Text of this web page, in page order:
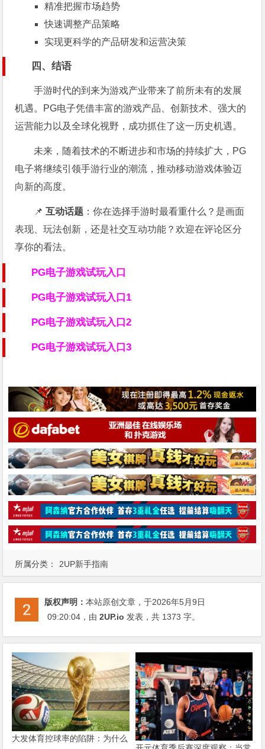
所属分类： 2UP新手指南
精准把握市场趋势
快速调整产品策略
实现更科学的产品研发和运营决策
四、结语
手游时代的到来为游戏产业带来了前所未有的发展
机遇。PG电子凭借丰富的游戏产品、创新技术、强大的
运营能力以及全球化视野，成功抓住了这一历史机遇。
未来，随着技术的不断进步和市场的持续扩大，PG
电子将继续引领手游行业的潮流，推动移动游戏体验迈
向新的高度。
📌互动话题 ：你在选择手游时最看重什么？是画面
表现、玩法创新，还是社交互动功能？欢迎在评论区分
享你的看法。
PG电子游戏试玩入口
PG电子游戏试玩入口1
PG电子游戏试玩入口2
PG电子游戏试玩入口3
版权声明：本站原创文章，于2026年5月9日
09:20:04 ，由2UP.io 发表，共 1373 字。
大发体育控球率的陷阱：为什么